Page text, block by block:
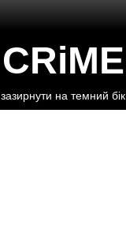
CRiME
зазирнути на темний бік